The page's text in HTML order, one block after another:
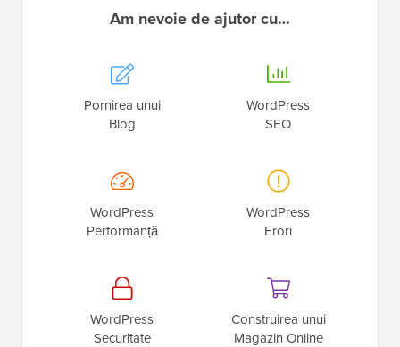
Am nevoie de ajutor cu…
Pornirea unui
Blog
WordPress
SEO
WordPress
Performanță
WordPress
Erori
WordPress
Securitate
Construirea unui
Magazin Online